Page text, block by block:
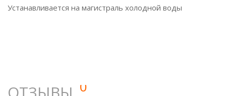
Устанавливается на магистраль холодной воды
0